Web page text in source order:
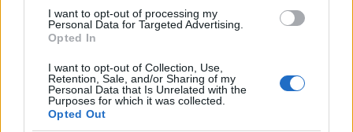
I want to opt-out of processing my
Personal Data for Targeted Advertising.
Opted In
I want to opt-out of Collection, Use,
Retention, Sale, and/or Sharing of my
Personal Data that Is Unrelated with the
Purposes for which it was collected.
Opted Out
La destra viene data nettamente in testae altro
non potrebbe essere data la situazione che tutto il
fa sempre più dilagante, la lotta al carovita
attraverso i sussidi non ha funzionato e
soprattutto le politiche del